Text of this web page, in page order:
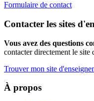
Formulaire de contact
Contacter les sites
Vous avez des questions
contacter directement le site
Trouver mon site
À propos